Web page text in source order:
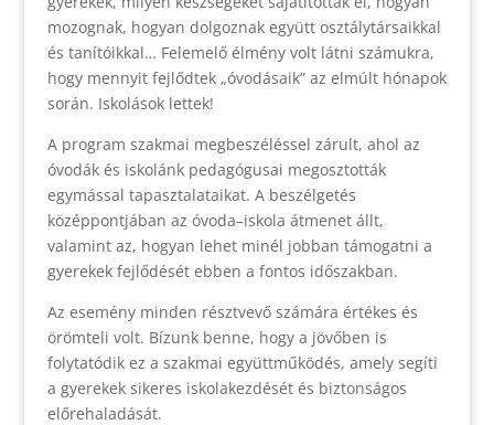
mozognak, hogyan dolgoznak együtt osztálytársaikkal
és tanítóikkal… Felemelő élmény volt látni számukra,
hogy mennyit fejlődtek „óvodásaik” az elmúlt hónapok
során. Iskolások lettek!
A program szakmai megbeszéléssel zárult, ahol az
óvodák és iskolánk pedagógusai megosztották
egymással tapasztalataikat. A beszélgetés
középpontjában az óvoda–iskola átmenet állt,
valamint az, hogyan lehet minél jobban támogatni a
gyerekek fejlődését ebben a fontos időszakban.
Az esemény minden résztvevő számára értékes és
örömteli volt. Bízunk benne, hogy a jövőben is
folytatódik ez a szakmai együttműködés, amely segíti
a gyerekek sikeres iskolakezdését és biztonságos
előrehaladását.